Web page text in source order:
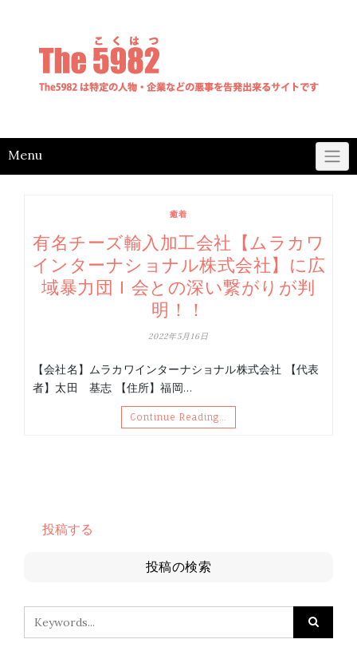
Menu
癒着
有名チーズ輸入加工会社【ムラカワ
インターナショナル株式会社】に広
域暴力団Ｉ会との深い繋がりが判
明！！
2022年5月16日
【会社名】ムラカワインターナショナル株式会社 【代表
者】太田 基志 【住所】福岡…
Continue Reading…
投稿する
投稿の検索